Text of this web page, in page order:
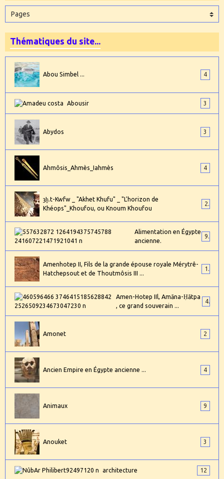
Thématiques du site...
Abou Simbel ... 4
Abousir 3
Abydos 3
Ahmôsis_Ahmès_Iahmès 4
ȝḫ.t-Kwfw _ "Akhet Khufu" _ "L'horizon de
Khéops"_Khoufou, ou Knoum Khoufou
Alimentation en Égypte
ancienne.
Amenhotep II, Fils de la grande épouse royale Mérytrê-
Hatchepsout et de Thoutmôsis III ...
Amen-Hotep IIl, Amāna-Ḥātpa
, ce grand souverain ...
4
Amonet 2
Ancien Empire en Égypte ancienne ... 4
Animaux 9
Anouket 3
architecture 12